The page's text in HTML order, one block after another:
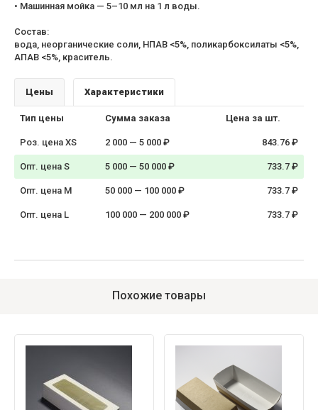
• Машинная мойка — 5–10 мл на 1 л воды.
Состав:
вода, неорганические соли, НПАВ <5%, поликарбоксилаты <5%,
АПАВ <5%, краситель.
Цены Характеристики
Тип цены Сумма заказа Цена за шт.
Роз. цена XS 2 000 — 5 000 ₽ 843.76 ₽
Опт. цена S 5 000 — 50 000 ₽ 733.7 ₽
Опт. цена M 50 000 — 100 000 ₽ 733.7 ₽
Опт. цена L 100 000 — 200 000 ₽ 733.7 ₽
Похожие товары